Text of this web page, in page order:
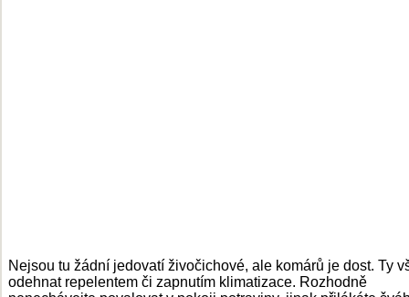
Nejsou tu žádní jedovatí živočichové, ale komárů je dost. Ty
odehnat repelentem či zapnutím klimatizace. Rozhodně